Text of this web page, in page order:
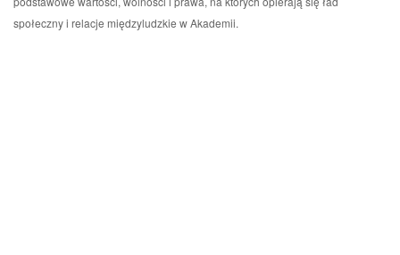
społeczny i relacje międzyludzkie w Akademii.